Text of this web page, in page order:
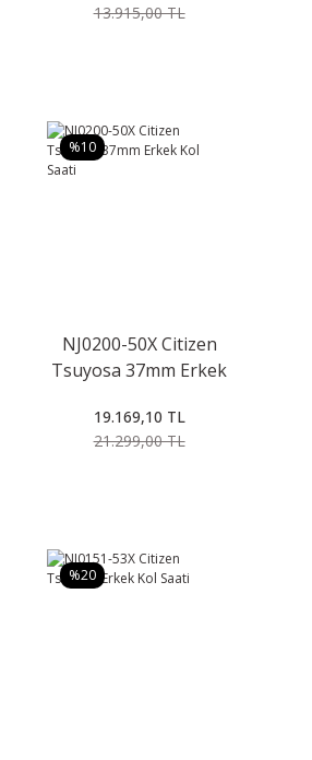
13.915,00 TL
%10
NJ0200-50X Citizen
Tsuyosa 37mm Erkek
19.169,10 TL
21.299,00 TL
%20